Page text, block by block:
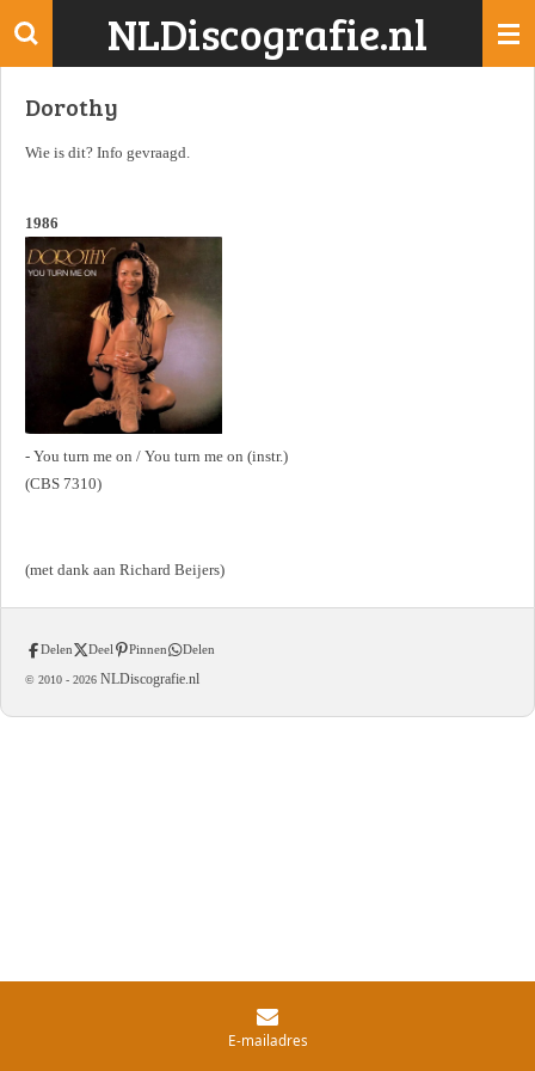
Ga
de
NLDiscografie.nl
Dorothy
Wie is dit? Info gevraagd.
1986
- You turn me on / You turn me on (instr.)
(CBS 7310)
(met dank aan Richard Beijers)
Delen Deel Pinnen Delen
© 2010 - 2026 NLDiscografie.nl
E-mailadres